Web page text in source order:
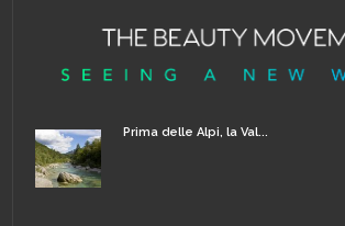
Prima delle Alpi, la Val...